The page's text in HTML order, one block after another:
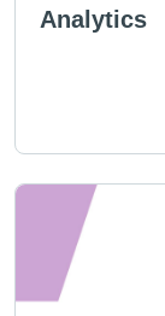
Analytics